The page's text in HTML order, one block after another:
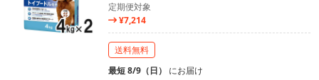
定期便対象
¥7,214
送料無料
最短 8/9（日） にお届け